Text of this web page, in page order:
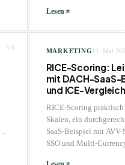
DACH-Markt.
Lesen
MARKETING11. Mai
RICE-Scoring:
mit DACH-SaaS-
und ICE-Vergleich
RICE-Scoring praktisch
Skalen, ein
SaaS-Beispiel mit AVV-
SSO und Multi-